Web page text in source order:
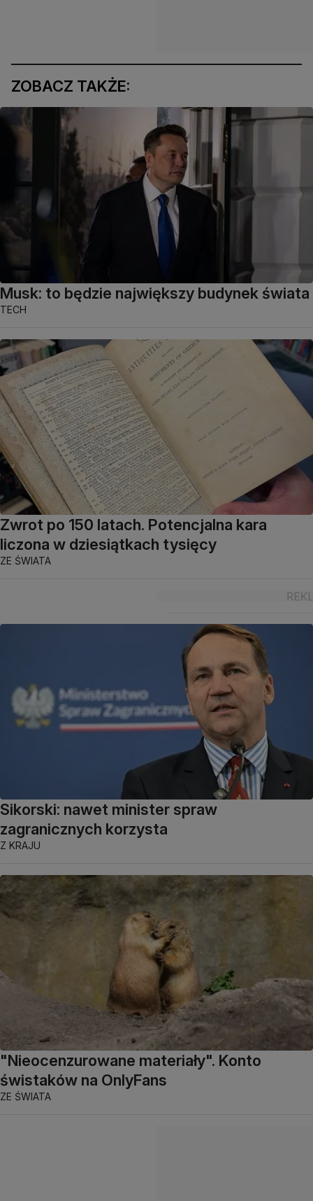
ZOBACZ TAKŻE:
Musk: to będzie największy budynek świata
TECH
Zwrot po 150 latach. Potencjalna kara
liczona w dziesiątkach tysięcy
ZE ŚWIATA
Sikorski: nawet minister spraw
zagranicznych korzysta
Z KRAJU
"Nieocenzurowane materiały". Konto
świstaków na OnlyFans
ZE ŚWIATA